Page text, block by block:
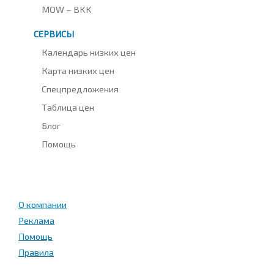
MOW – BKK
СЕРВИСЫ
Календарь низких цен
Карта низких цен
Спецпредложения
Таблица цен
Блог
Помощь
О компании
Реклама
Помощь
Правила